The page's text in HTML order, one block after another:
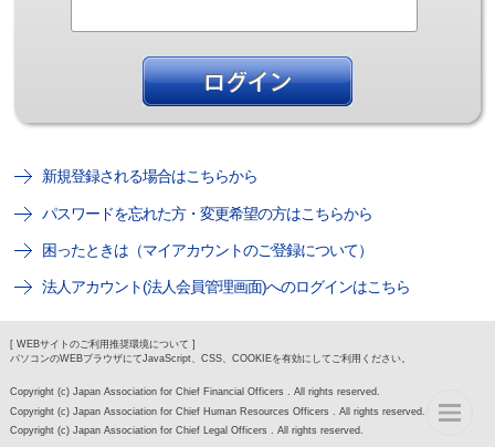
新規登録される場合はこちらから
パスワードを忘れた方・変更希望の方はこちらから
困ったときは（マイアカウントのご登録について）
法人アカウント(法人会員管理画面)へのログインはこちら
[ WEBサイトのご利用推奨環境について ]
パソコンのWEBブラウザにてJavaScript、CSS、COOKIEを有効にしてご利用ください。
Copyright (c) Japan Association for Chief Financial Officers . All rights reserved.
Copyright (c) Japan Association for Chief Human Resources Officers . All rights reserved.
Copyright (c) Japan Association for Chief Legal Officers . All rights reserved.